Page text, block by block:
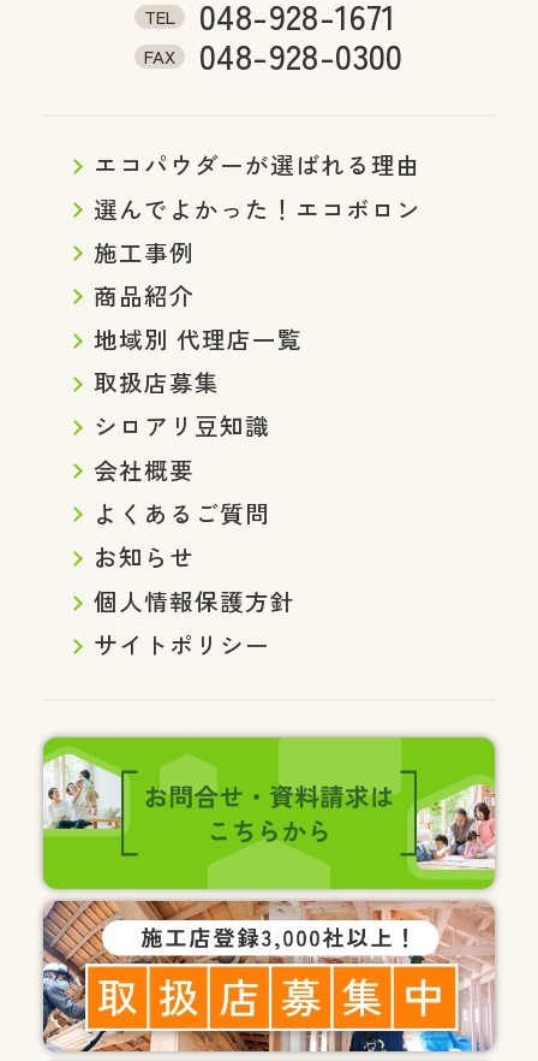
TEL 048-928-1671
FAX 048-928-0300
エコパウダーが選ばれる理由
選んでよかった！エコボロン
施工事例
商品紹介
地域別 代理店一覧
取扱店募集
シロアリ豆知識
会社概要
よくあるご質問
お知らせ
個人情報保護方針
サイトポリシー